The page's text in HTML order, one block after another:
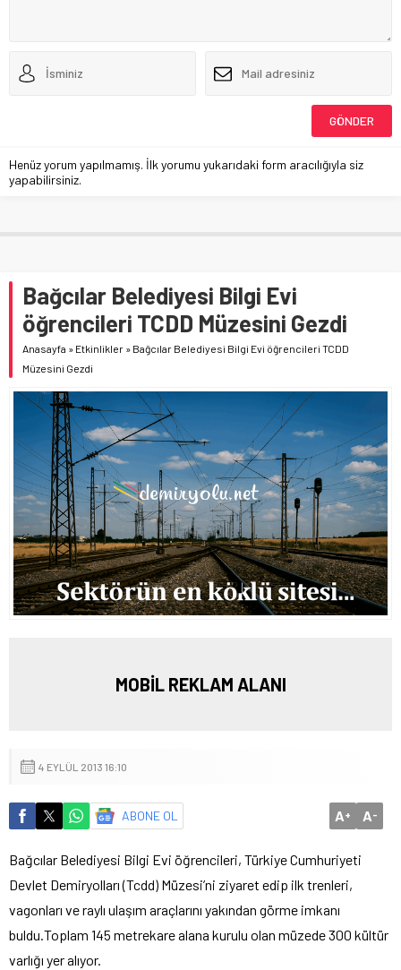
Henüz yorum yapılmamış. İlk yorumu yukarıdaki form aracılığıyla siz
yapabilirsiniz.
Bağcılar Belediyesi Bilgi Evi
öğrencileri TCDD Müzesini Gezdi
Anasayfa » Etkinlikler » Bağcılar Belediyesi Bilgi Evi öğrencileri TCDD
Müzesini Gezdi
MOBİL REKLAM ALANI
4 EYLÜL 2013 16:10
ABONE OL A+ A-
Bağcılar Belediyesi Bilgi Evi öğrencileri, Türkiye Cumhuriyeti
Devlet Demiryolları (Tcdd) Müzesi’ni ziyaret edip ilk trenleri,
vagonları ve raylı ulaşım araçlarını yakından görme imkanı
buldu.Toplam 145 metrekare alana kurulu olan müzede 300 kültür
varlığı yer alıyor.